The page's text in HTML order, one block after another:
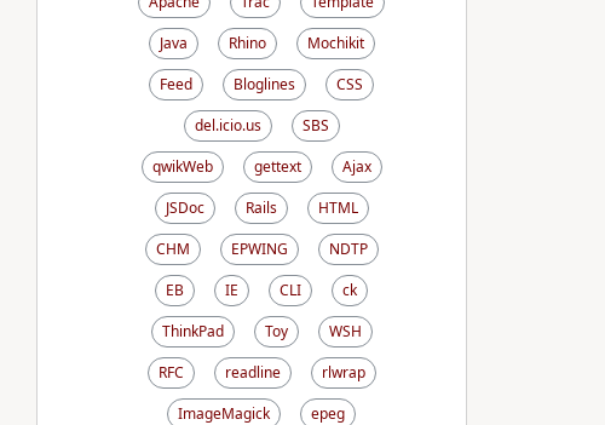
Java
Rhino
Mochikit
Feed
Bloglines
CSS
del.icio.us
SBS
qwikWeb
gettext
Ajax
JSDoc
Rails
HTML
CHM
EPWING
NDTP
EB
IE CLI
ck
ThinkPad
Toy
WSH
RFC
readline
rlwrap
ImageMagick
epeg